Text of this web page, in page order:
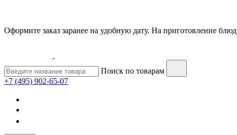
Оформите заказ заранее на удобную дату. На приготовление
Поиск по товарам
+7 (495) 902-65-07